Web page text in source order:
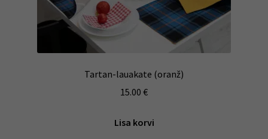
Tartan-lauakate (oranž)
15.00 €
Lisa korvi